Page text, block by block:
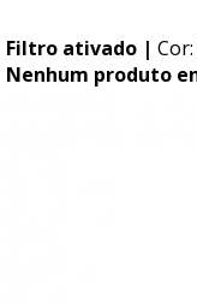
Filtro ativado |
Nenhum produto